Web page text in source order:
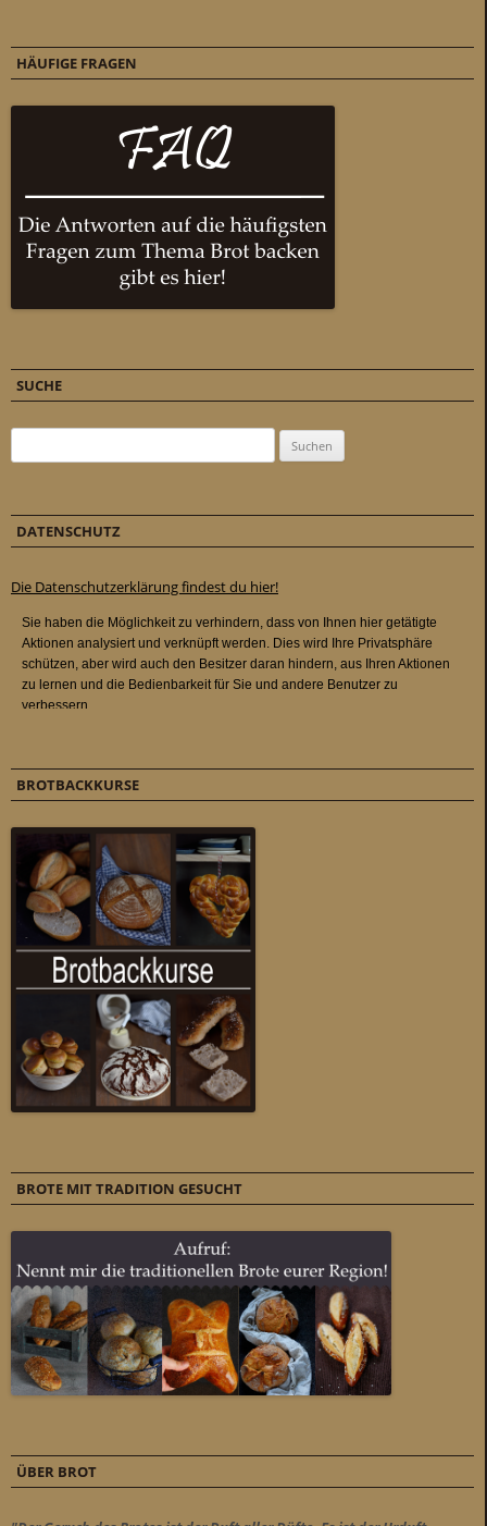
HÄUFIGE FRAGEN
SUCHE
DATENSCHUTZ
Die Datenschutzerklärung findest du hier!
BROTBACKKURSE
BROTE MIT TRADITION GESUCHT
ÜBER BROT